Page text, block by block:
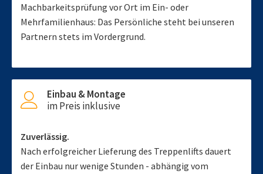
Machbarkeitsprüfung vor Ort im Ein- oder
Mehrfamilienhaus: Das Persönliche steht bei unseren
Partnern stets im Vordergrund.
Einbau & Montage
im Preis inklusive
Zuverlässig.
Nach erfolgreicher Lieferung des Treppenlifts dauert
der Einbau nur wenige Stunden - abhängig vom